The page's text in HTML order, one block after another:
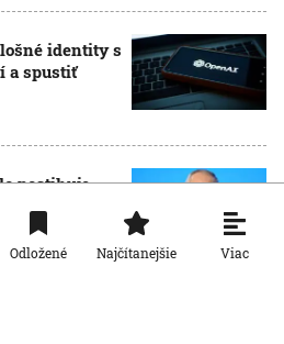
identity s
a spustiť
postihuje
z Ruska
Odložené Najčítanejšie Viac